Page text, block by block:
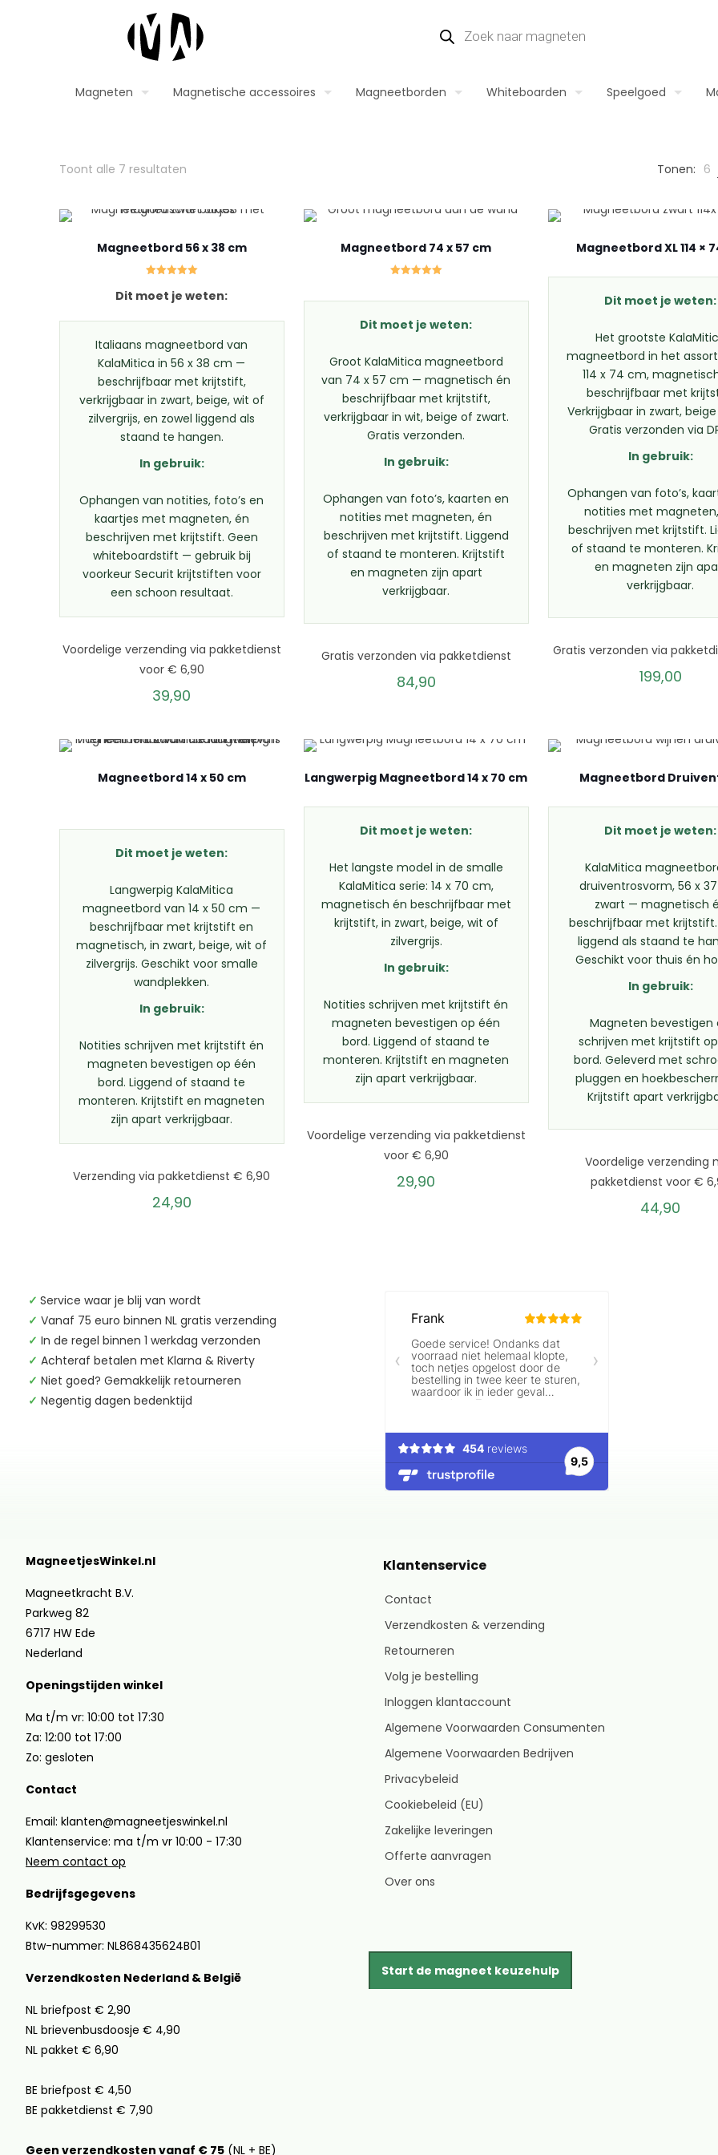
zoeken
Magneten Magnetische accessoires Magneetborden Whiteboarden Speelgoed
Toont alle 7 resultaten Tonen: 6
Magneetbord 56 x 38 cm
5.00
uit 5
Dit moet je weten:
Italiaans magneetbord van
KalaMitica in 56 x 38 cm —
beschrijfbaar met krijtstift,
verkrijgbaar in zwart, beige, wit of
zilvergrijs, en zowel liggend als
staand te hangen.
In gebruik:
Ophangen van notities, foto’s en
kaartjes met magneten, én
beschrijven met krijtstift. Geen
whiteboardstift — gebruik bij
voorkeur Securit krijtstiften voor
een schoon resultaat.
Voordelige verzending via pakketdienst
voor € 6,90
39,90
Magneetbord 74 x 57 cm
uit 5
Dit moet je weten:
Groot KalaMitica magneetbord
van 74 x 57 cm — magnetisch én
beschrijfbaar met krijtstift,
verkrijgbaar in wit, beige of zwart.
Gratis verzonden.
In gebruik:
Ophangen van foto’s, kaarten en
notities met magneten, én
beschrijven met krijtstift. Liggend
of staand te monteren. Krijtstift
en magneten zijn apart
verkrijgbaar.
Gratis verzonden via pakketdienst
84,90
Magneetbord XL 114 ×
Dit moet je weten:
Het grootste
magneetbord in het
114 x 74 cm,
beschrijfbaar met
Verkrijgbaar in zwart,
Gratis verzonden via
In gebruik:
Ophangen van foto’s,
notities met
beschrijven met krijtstift.
of staand te monteren.
en magneten zijn
verkrijgbaar.
Gratis verzonden via
199,00
Magneetbord 14 x 50 cm
Dit moet je weten:
Langwerpig KalaMitica
magneetbord van 14 x 50 cm —
beschrijfbaar met krijtstift en
magnetisch, in zwart, beige, wit of
zilvergrijs. Geschikt voor smalle
wandplekken.
In gebruik:
Notities schrijven met krijtstift én
magneten bevestigen op één
bord. Liggend of staand te
monteren. Krijtstift en magneten
zijn apart verkrijgbaar.
Verzending via pakketdienst € 6,90
24,90
Langwerpig Magneetbord 14 x 70 cm
Dit moet je weten:
Het langste model in de smalle
KalaMitica serie: 14 x 70 cm,
magnetisch én beschrijfbaar met
krijtstift, in zwart, beige, wit of
zilvergrijs.
In gebruik:
Notities schrijven met krijtstift én
magneten bevestigen op één
bord. Liggend of staand te
monteren. Krijtstift en magneten
zijn apart verkrijgbaar.
Voordelige verzending via pakketdienst
voor € 6,90
29,90
Magneetbord
Dit moet je weten:
KalaMitica
druiventrosvorm, 56 x
zwart — magnetisch
beschrijfbaar met krijtstift.
liggend als staand te
Geschikt voor thuis én
In gebruik:
Magneten bevestigen
schrijven met krijtstift
bord. Geleverd met
pluggen en
Krijtstift apart
Voordelige verzending
pakketdienst voor €
44,90
✓ Service waar je blij van wordt
✓ Vanaf 75 euro binnen NL gratis verzending
✓ In de regel binnen 1 werkdag verzonden
✓ Achteraf betalen met Klarna & Riverty
✓ Niet goed? Gemakkelijk retourneren
✓ Negentig dagen bedenktijd
MagneetjesWinkel.nl
Magneetkracht B.V.
Parkweg 82
6717 HW Ede
Nederland
Openingstijden winkel
Ma t/m vr: 10:00 tot 17:30
Za: 12:00 tot 17:00
Zo: gesloten
Contact
Email: klanten@magneetjeswinkel.nl
Klantenservice: ma t/m vr 10:00 - 17:30
Neem contact op
Bedrijfsgegevens
KvK: 98299530
Btw-nummer: NL868435624B01
Verzendkosten Nederland & België
NL briefpost € 2,90
NL brievenbusdoosje € 4,90
NL pakket € 6,90
BE briefpost € 4,50
BE pakketdienst € 7,90
Geen verzendkosten vanaf € 75 (NL + BE)
Klantenservice
Contact
Verzendkosten & verzending
Retourneren
Volg je bestelling
Inloggen klantaccount
Algemene Voorwaarden Consumenten
Algemene Voorwaarden Bedrijven
Privacybeleid
Cookiebeleid (EU)
Zakelijke leveringen
Offerte aanvragen
Over ons
Start de magneet keuzehulp